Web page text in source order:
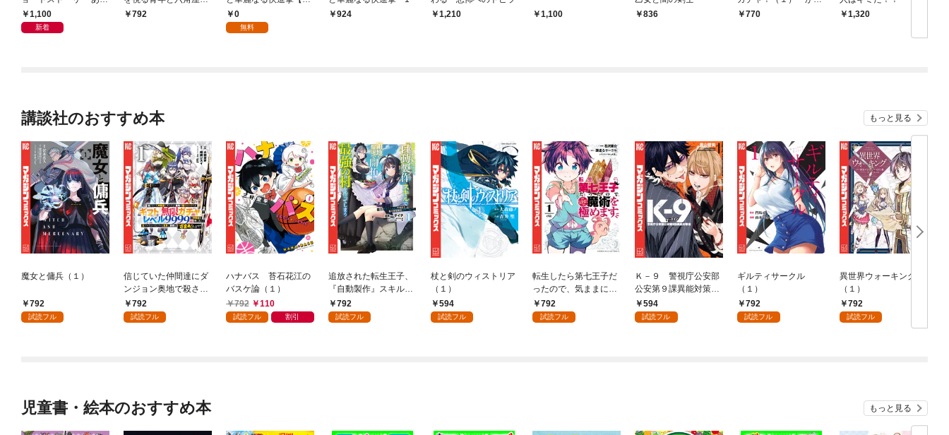
学校の色にまつわる怖
い噂
1,100
新着
の謎 １巻
792
冊版】 1
0
無料
924
1,210
1,100
836
いい猫にご用心
770
1,320
講談社のおすすめ本 もっと見る
魔女と傭兵（１）
792
試読フル
信じていた仲間達にダ
ンジョン奥地で殺され
かけたがギフト『無限
ガチャ』でレベル９９
792
試読フル
ハナバス 苔石花江の
バスケ論（１）
792
110
試読フル 割引
追放された転生王子、
『自動製作』スキルで
領地を爆速で開拓し最
強の村を作ってしまう
792
試読フル
杖と剣のウィストリア
（１）
594
試読フル
転生したら第七王子だ
ったので、気ままに魔
術を極めます（１）
792
試読フル
Ｋ－９ 警視庁公安部
公安第９課異能対策係
（１）
594
試読フル
ギルティサークル
（１）
792
試読フル
異世界ウォーキング
（１）
792
試読フル
児童書・絵本のおすすめ本 もっと見る